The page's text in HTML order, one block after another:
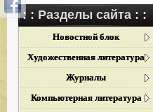
: : Разделы сайта : :
Новостной блок
Художественная литература
Журналы
Компьютерная литература